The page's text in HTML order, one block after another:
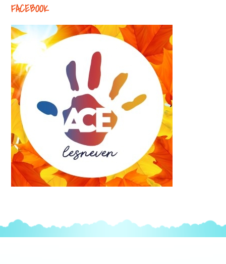
FACEBOOK